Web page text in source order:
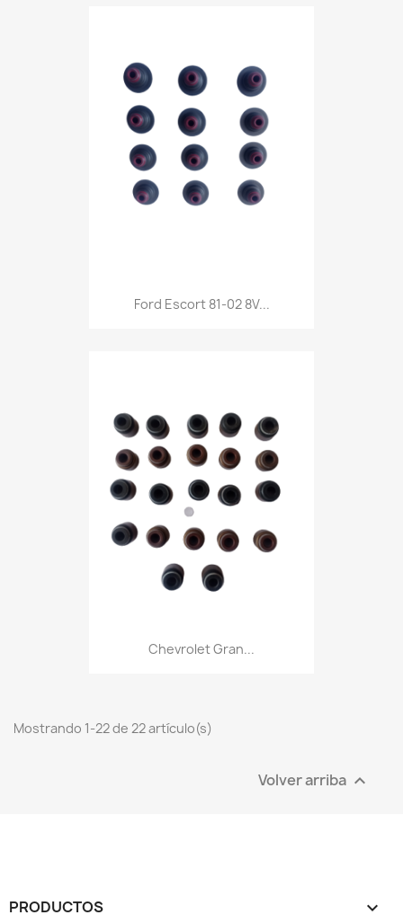
Ford Escort 81-02 8V...
Chevrolet Gran...
Mostrando 1-22 de 22 artículo(s)
Volver arriba 
PRODUCTOS 